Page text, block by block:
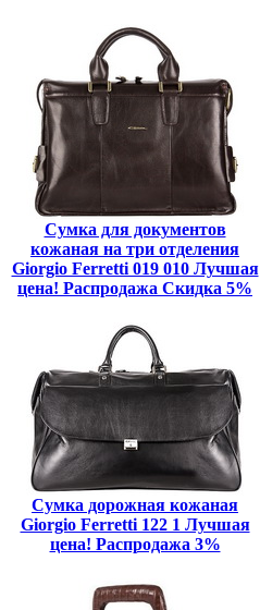
Сумка для документов
кожаная на три отделения
Giorgio Ferretti 019 010 Лучшая
цена! Распродажа Скидка 5%
Сумка дорожная кожаная
Giorgio Ferretti 122 1 Лучшая
цена! Распродажа 3%